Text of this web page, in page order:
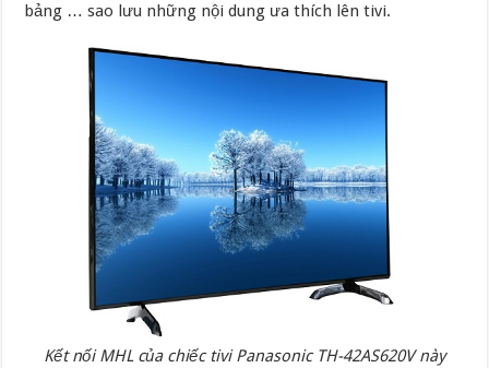
bảng … sao lưu những nội dung ưa thích lên tivi.
Kết nối MHL của chiếc tivi Panasonic TH-42AS620V này